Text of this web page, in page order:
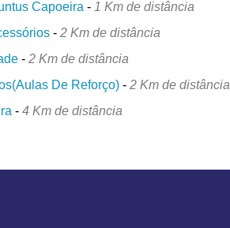
Capoeira - 1 Km de distância
-2 Km de distância
-2 Km de distância
De Reforço) -2 Km de distância
-4 Km de distância